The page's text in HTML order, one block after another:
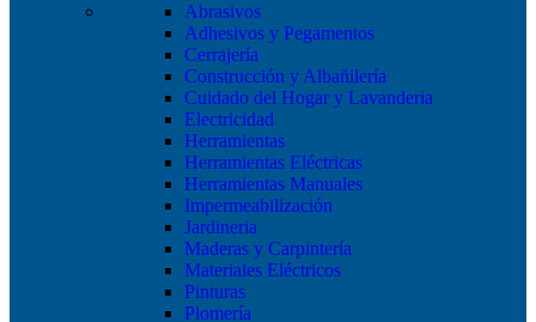
Abrasivos
Adhesivos y Pegamentos
Cerrajería
Construcción y Albañilería
Cuidado del Hogar y Lavanderia
Electricidad
Herramientas
Herramientas Eléctricas
Herramientas Manuales
Impermeabilización
Jardineria
Maderas y Carpintería
Materiales Eléctricos
Pinturas
Plomería